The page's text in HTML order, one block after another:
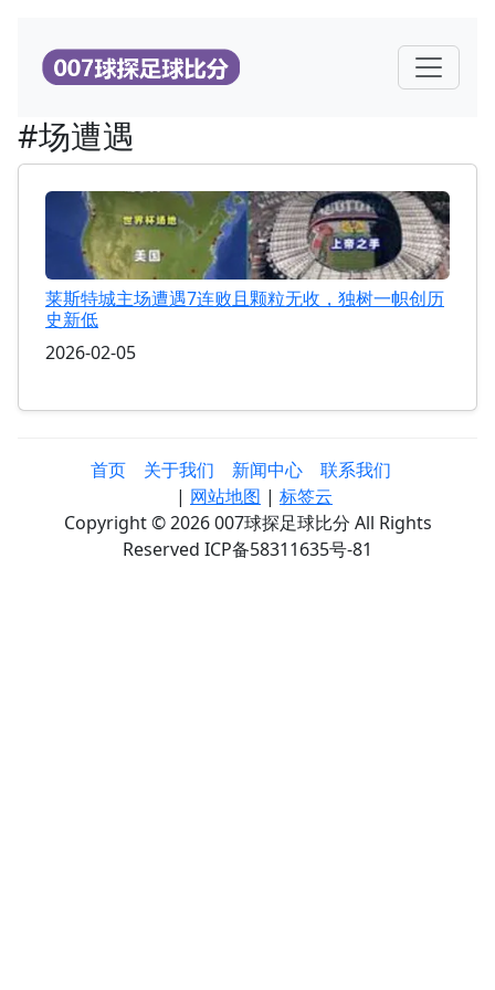
#场遭遇
莱斯特城主场遭遇7连败且颗粒无收，独树一帜创历
史新低
2026-02-05
首页 关于我们 新闻中心
联系我们
| 网站地图 | 标签云
Copyright © 2026 007球探足球比分 All Rights
Reserved ICP备58311635号-81